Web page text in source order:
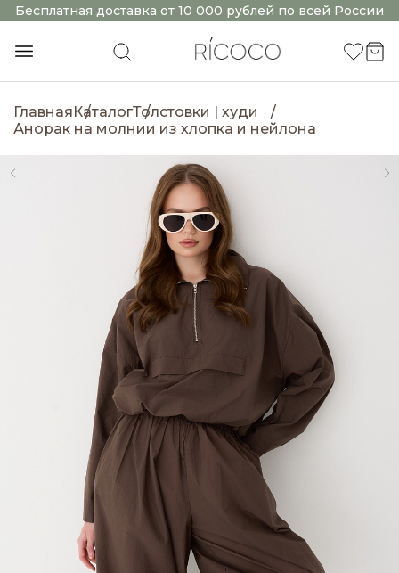
Бесплатная доставка от 10 000 рублей по всей России
ГлавнаяКаталогТолстовки | худи
Анорак на молнии из хлопка и нейлона